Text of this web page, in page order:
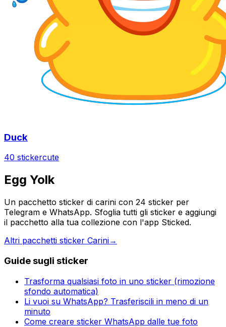
Duck
40 stickercute
Egg Yolk
Un pacchetto sticker di carini con 24 sticker per
Telegram e WhatsApp. Sfoglia tutti gli sticker e aggiungi
il pacchetto alla tua collezione con l'app Sticked.
Altri pacchetti sticker Carini→
Guide sugli sticker
Trasforma qualsiasi foto in uno sticker (rimozione
sfondo automatica)
Li vuoi su WhatsApp? Trasferiscili in meno di un
minuto
Come creare sticker WhatsApp dalle tue foto